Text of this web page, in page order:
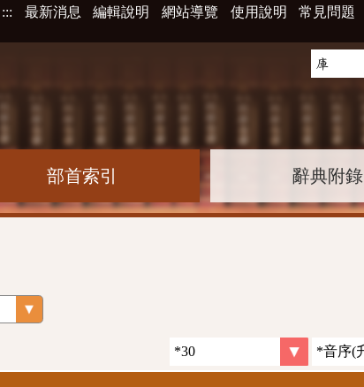
::: 最新消息 編輯說明 網站導覽 使用說明 常見問題
部首索引 辭典附錄